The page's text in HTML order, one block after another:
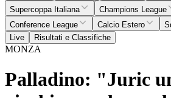
Supercoppa Italiana
Champions League
Conference League
Calcio Estero
Live
Risultati e Classifiche
MONZA
Palladino: "Juric